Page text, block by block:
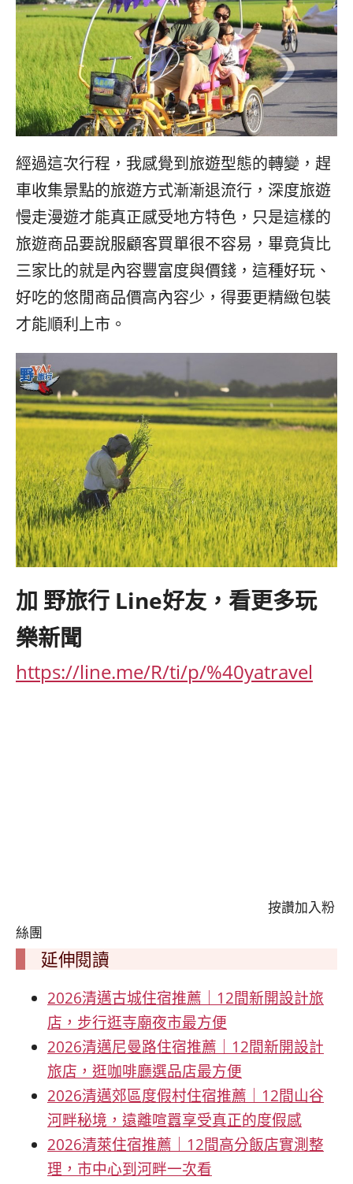
經過這次行程，我感覺到旅遊型態的轉變，趕
車收集景點的旅遊方式漸漸退流行，深度旅遊
慢走漫遊才能真正感受地方特色，只是這樣的
旅遊商品要說服顧客買單很不容易，畢竟貨比
三家比的就是內容豐富度與價錢，這種好玩、
好吃的悠閒商品價高內容少，得要更精緻包裝
才能順利上市。
加 野旅行 Line好友，看更多玩
樂新聞
https://line.me/R/ti/p/%40yatravel
按讚加入粉
絲團
延伸閱讀
2026清邁古城住宿推薦｜12間新開設計旅
店，步行逛寺廟夜市最方便
2026清邁尼曼路住宿推薦｜12間新開設計
旅店，逛咖啡廳選品店最方便
2026清邁郊區度假村住宿推薦｜12間山谷
河畔秘境，遠離喧囂享受真正的度假感
2026清萊住宿推薦｜12間高分飯店實測整
理，市中心到河畔一次看